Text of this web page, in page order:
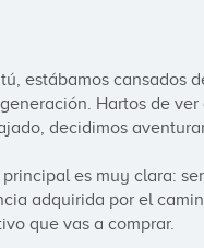
estábamos cansados
Hartos de
decidimos
es muy clara:
adquirida por el
que vas a comprar.